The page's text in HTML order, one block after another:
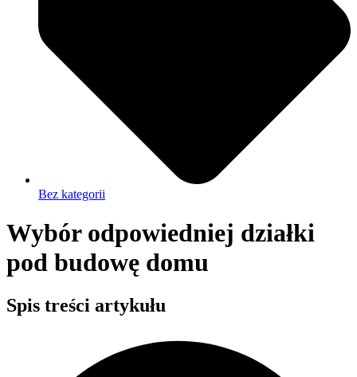
Bez kategorii
Wybór odpowiedniej działki
pod budowę domu
Spis treści artykułu